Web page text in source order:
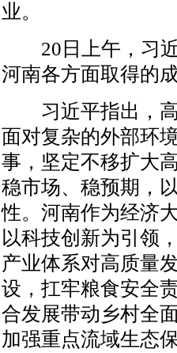
业。
20日上午，习近
河南各方面取得的
习近平指出，高
面对复杂的外部环
事，坚定不移扩大
稳市场、稳预期，
性。河南作为经济
以科技创新为引领
产业体系对高质量
设，扛牢粮食安全
合发展带动乡村全
加强重点流域生态